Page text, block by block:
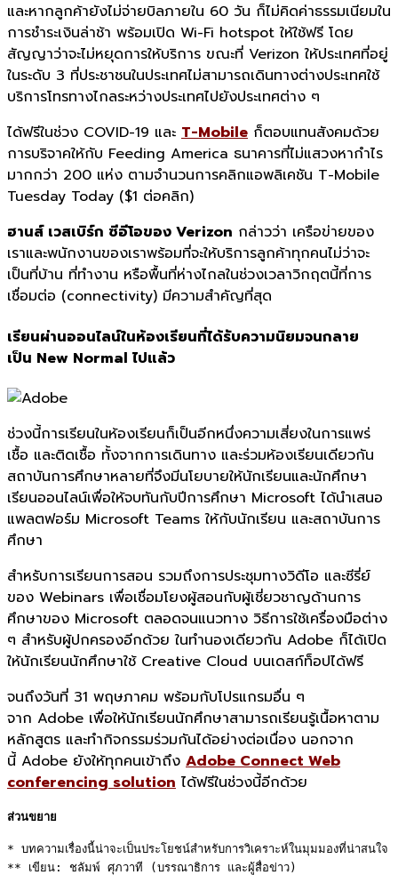
และหากลูกค้ายังไม่จ่ายบิลภายใน 60 วัน ก็ไม่คิดค่าธรรมเนียมใน
การชำระเงินล่าช้า พร้อมเปิด Wi-Fi hotspotให้ใช้ฟรี โดย
สัญญาว่าจะไม่หยุดการให้บริการ ขณะที่ Verizonให้ประเทศที่อยู่
ในระดับ 3 ที่ประชาชนในประเทศไม่สามารถเดินทางต่างประเทศใช้
บริการโทรทางไกลระหว่างประเทศไปยังประเทศต่าง ๆ
ได้ฟรีในช่วง COVID-19 และ T-Mobile ก็ตอบแทนสังคมด้วย
การบริจาคให้กับ Feeding America ธนาคารที่ไม่แสวงหากำไร
มากกว่า 200 แห่ง ตามจำนวนการคลิกแอพลิเคชัน T-Mobile
Tuesday Today ($1 ต่อคลิก)
ฮานส์ เวสเบิร์ก ซีอีโอของ Verizon กล่าวว่า เครือข่ายของ
เราและพนักงานของเราพร้อมที่จะให้บริการลูกค้าทุกคนไม่ว่าจะ
เป็นที่บ้าน ที่ทำงาน หรือพื้นที่ห่างไกลในช่วงเวลาวิกฤตนี้ที่การ
เชื่อมต่อ (connectivity) มีความสำคัญที่สุด
เรียนผ่านออนไลน์ในห้องเรียนที่ได้รับความนิยมจนกลาย
เป็น New Normal ไปแล้ว
ช่วงนี้การเรียนในห้องเรียนก็เป็นอีกหนึ่งความเสี่ยงในการแพร่
เชื้อ และติดเชื้อ ทั้งจากการเดินทาง และร่วมห้องเรียนเดียวกัน
สถาบันการศึกษาหลายที่จึงมีนโยบายให้นักเรียนและนักศึกษา
เรียนออนไลน์เพื่อให้จบทันกับปีการศึกษา Microsoft ได้นำเสนอ
แพลตฟอร์ม Microsoft Teams ให้กับนักเรียน และสถาบันการ
ศึกษา
สำหรับการเรียนการสอน รวมถึงการประชุมทางวิดีโอ และซีรี่ย์
ของ Webinars เพื่อเชื่อมโยงผู้สอนกับผู้เชี่ยวชาญด้านการ
ศึกษาของ Microsoft ตลอดจนแนวทาง วิธีการใช้เครื่องมือต่าง
ๆ สำหรับผู้ปกครองอีกด้วย ในทำนองเดียวกัน Adobe ก็ได้เปิด
ให้นักเรียนนักศึกษาใช้ Creative Cloud บนเดสก์ท็อปได้ฟรี
จนถึงวันที่ 31 พฤษภาคม พร้อมกับโปรแกรมอื่น ๆ
จาก Adobe เพื่อให้นักเรียนนักศึกษาสามารถเรียนรู้เนื้อหาตาม
หลักสูตร และทำกิจกรรมร่วมกันได้อย่างต่อเนื่อง นอกจาก
นี้ Adobe ยังให้ทุกคนเข้าถึง Adobe Connect Web
conferencing solution ได้ฟรีในช่วงนี้อีกด้วย
ส่วนขยาย
* บทความเรื่องนี้น่าจะเป็นประโยชน์สำหรับการวิเคราะห์ในมุมมองที่น่าสนใจ
** เขียน: ชลัมพ์ ศุภวาที (บรรณาธิการ และผู้สื่อข่าว)